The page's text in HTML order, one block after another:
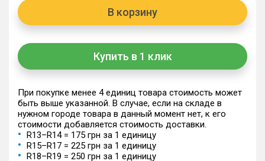
В корзину
Купить в 1 клик
При покупке менее 4 единиц товара стоимость может
быть выше указанной. В случае, если на складе в
нужном городе товара в данный момент нет, к его
стоимости добавляется стоимость доставки.
R13–R14 = 175 грн за 1 единицу
R15–R17 = 225 грн за 1 единицу
R18–R19 = 250 грн за 1 единицу